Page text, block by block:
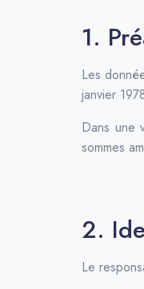
1.
Les
janvier
Dans une
sommes
2.
Le